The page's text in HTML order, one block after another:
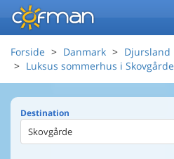
Forside Danmark Djursland
Luksus sommerhus i Skovgårde
Destination